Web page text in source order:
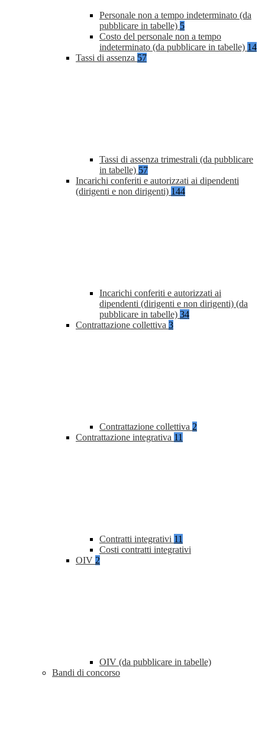
Personale non a tempo indeterminato (da
pubblicare in tabelle) 5
Costo del personale non a tempo
indeterminato (da pubblicare in tabelle) 14
Tassi di assenza 57
Tassi di assenza trimestrali (da pubblicare
in tabelle) 57
Incarichi conferiti e autorizzati ai dipendenti
(dirigenti e non dirigenti) 144
Incarichi conferiti e autorizzati ai
dipendenti (dirigenti e non dirigenti) (da
pubblicare in tabelle) 34
Contrattazione collettiva 3
Contrattazione collettiva 2
Contrattazione integrativa 11
Contratti integrativi 11
Costi contratti integrativi
OIV 2
OIV (da pubblicare in tabelle)
Bandi di concorso